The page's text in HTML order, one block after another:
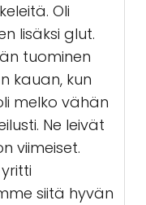
Oli
lisäksi glut.
tuominen
kauan, kun
melko vähän
Ne leivät
viimeiset.
siitä hyvän